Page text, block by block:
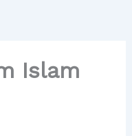
Islam